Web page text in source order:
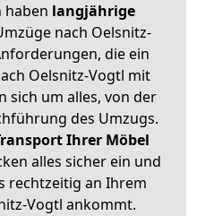
haben langjährige
nach Oelsnitz-
die ein
Oelsnitz-Vogtl mit
sich um alles, von der
des Umzugs.
Ihrer Möbel
alles sicher ein und
rechtzeitig an Ihrem
Vogtl ankommt.